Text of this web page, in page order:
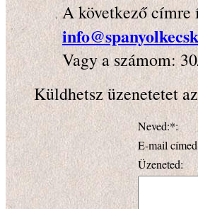
A következő címre
Vagy a számom:
Küldhetsz üzenetetet
Neved:*:
E-mail
Üzeneted: